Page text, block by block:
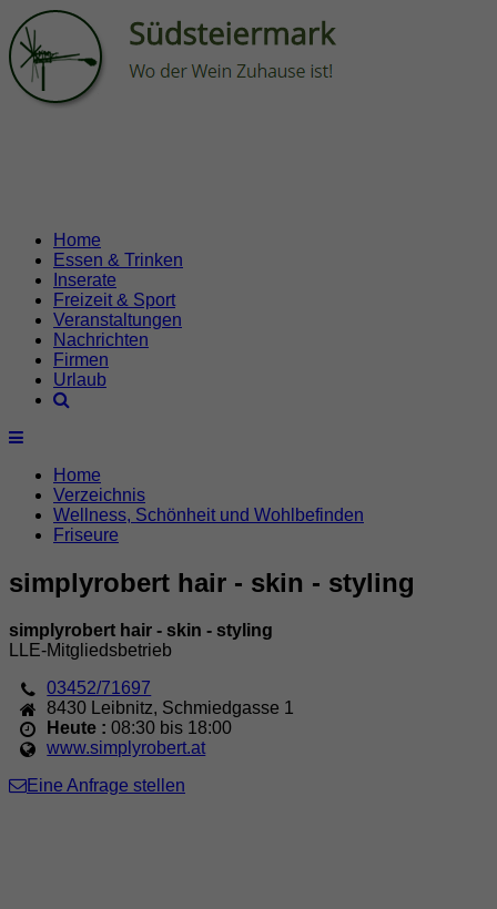
Home
Essen & Trinken
Inserate
Freizeit & Sport
Veranstaltungen
Nachrichten
Firmen
Urlaub
Home
Verzeichnis
Wellness, Schönheit und Wohlbefinden
Friseure
simplyrobert hair - skin - styling
simplyrobert hair - skin - styling
LLE-Mitgliedsbetrieb
03452/71697
8430
Leibnitz, Schmiedgasse 1
Heute :08:30 bis 18:00
www.simplyrobert.at
Eine Anfrage stellen